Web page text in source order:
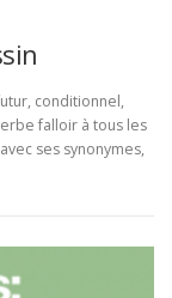
conditionnel,
falloir à tous les
ses synonymes,